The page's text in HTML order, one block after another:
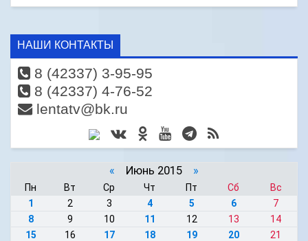
НАШИ КОНТАКТЫ
8 (42337) 3-95-95
8 (42337) 4-76-52
lentatv@bk.ru
« Июнь 2015 »
Пн Вт Ср Чт Пт Сб
Вс
1
2 3 4 5 6
7
8
9 10 11 12 13
14
15
16 17 18 19 20
21